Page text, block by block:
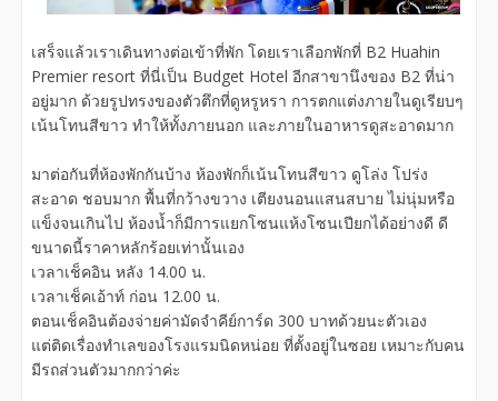
เสร็จแล้วเราเดินทางต่อเข้าที่พัก โดยเราเลือกพักที่ B2 Huahin
Premier resort ที่นี่เป็น Budget Hotel อีกสาขานึงของ B2 ที่น่า
อยู่มาก ด้วยรูปทรงของตัวตึกที่ดูหรูหรา การตกแต่งภายในดูเรียบๆ
เน้นโทนสีขาว ทำให้ทั้งภายนอก และภายในอาหารดูสะอาดมาก
มาต่อกันที่ห้องพักกันบ้าง ห้องพักก็เน้นโทนสีขาว ดูโล่ง โปร่ง
สะอาด ชอบมาก พื้นที่กว้างขวาง เตียงนอนแสนสบาย ไม่นุ่มหรือ
แข็งจนเกินไป ห้องน้ำก็มีการแยกโซนแห้งโซนเปียกได้อย่างดี ดี
ขนาดนี้ราคาหลักร้อยเท่านั้นเอง
เวลาเช็คอิน หลัง 14.00 น.
เวลาเช็คเอ้าท์ ก่อน 12.00 น.
ตอนเช็คอินต้องจ่ายค่ามัดจำคีย์การ์ด 300 บาทด้วยนะตัวเอง
แต่ติดเรื่องทำเลของโรงแรมนิดหน่อย ที่ตั้งอยู่ในซอย เหมาะกับคน
มีรถส่วนตัวมากกว่าค่ะ